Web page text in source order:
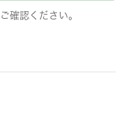
確認ください。